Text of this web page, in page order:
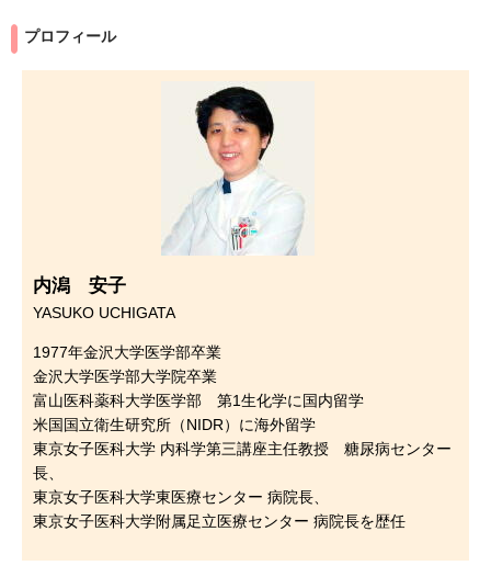
プロフィール
内潟 安子
YASUKO UCHIGATA
1977年金沢大学医学部卒業
金沢大学医学部大学院卒業
富山医科薬科大学医学部 第1生化学に国内留学
米国国立衛生研究所（NIDR）に海外留学
東京女子医科大学 内科学第三講座主任教授 糖尿病センター
長、
東京女子医科大学東医療センター 病院長、
東京女子医科大学附属足立医療センター 病院長を歴任